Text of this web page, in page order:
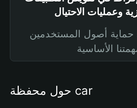
وعمليات الاحتيال
أصول المستخدمين
حول محفظة car